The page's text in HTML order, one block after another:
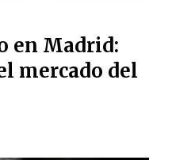
en Madrid:
mercado del